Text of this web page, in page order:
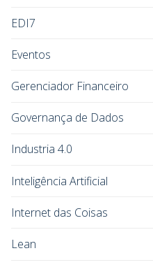
EDI7
Eventos
Gerenciador Financeiro
Governança de Dados
Industria 4.0
Inteligência Artificial
Internet das Coisas
Lean